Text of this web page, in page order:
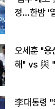
정…한밤 '
오세훈 "용
해" vs 與 "
李대통령 "